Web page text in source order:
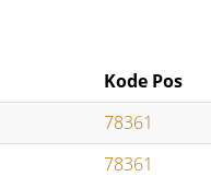
Kode Pos
78361
78361